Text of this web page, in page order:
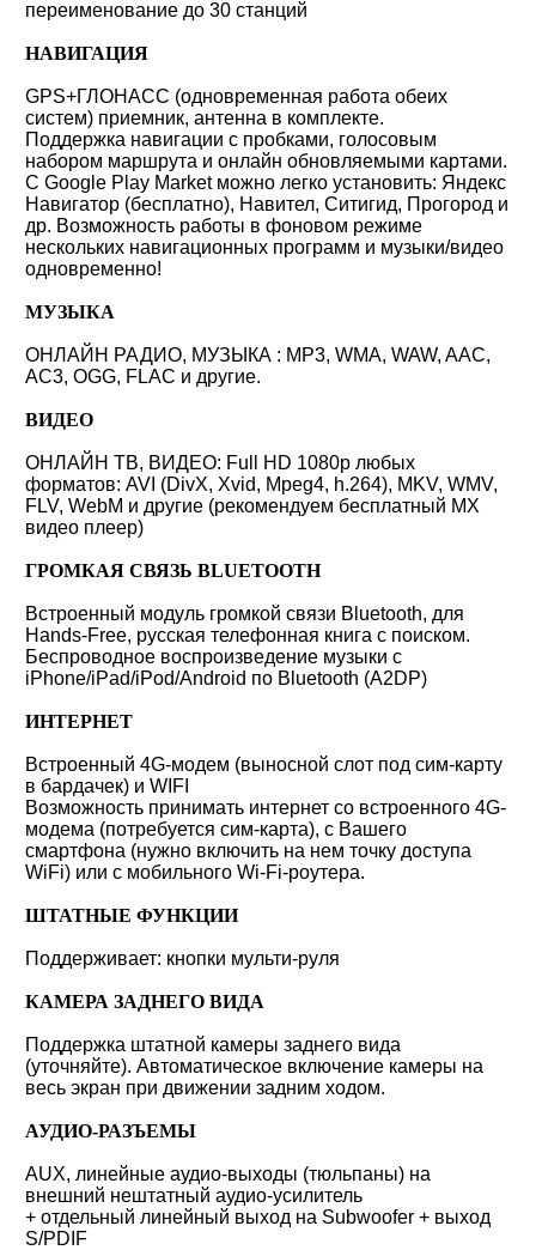
переименование до 30 станций
НАВИГАЦИЯ
GPS+ГЛОНАСС (одновременная работа обеих
систем) приемник, антенна в комплекте.
Поддержка навигации с пробками, голосовым
набором маршрута и онлайн обновляемыми картами.
С Google Play Market можно легко установить: Яндекс
Навигатор (бесплатно), Навител, Ситигид, Прогород и
др. Возможность работы в фоновом режиме
нескольких навигационных программ и музыки/видео
одновременно!
МУЗЫКА
ОНЛАЙН РАДИО, МУЗЫКА : MP3, WMA, WAW, AAC,
AC3, OGG, FLAC и другие.
ВИДЕО
ОНЛАЙН ТВ, ВИДЕО: Full HD 1080p любых
форматов: AVI (DivX, Xvid, Mpeg4, h.264), MKV, WMV,
FLV, WebM и другие (рекомендуем бесплатный MX
видео плеер)
ГРОМКАЯ СВЯЗЬ BLUETOOTH
Встроенный модуль громкой связи Bluetooth, для
Hands-Free, русская телефонная книга с поиском.
Беспроводное воспроизведение музыки с
iPhone/iPad/iPod/Android по Bluetooth (A2DP)
ИНТЕРНЕТ
Встроенный 4G-модем (выносной слот под сим-карту
в бардачек) и WIFI
Возможность принимать интернет со встроенного 4G-
модема (потребуется сим-карта), с Вашего
смартфона (нужно включить на нем точку доступа
WiFi) или с мобильного Wi-Fi-роутера.
ШТАТНЫЕ ФУНКЦИИ
Поддерживает: кнопки мульти-руля
КАМЕРА ЗАДНЕГО ВИДА
Поддержка штатной камеры заднего вида
(уточняйте). Автоматическое включение камеры на
весь экран при движении задним ходом.
АУДИО-РАЗЪЕМЫ
AUX, линейные аудио-выходы (тюльпаны) на
внешний нештатный аудио-усилитель
+ отдельный линейный выход на Subwoofer + выход
S/PDIF